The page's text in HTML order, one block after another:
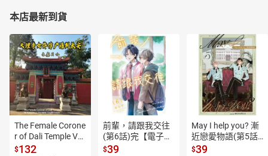
本店最新到貨
The Female Corone
r of Dali Temple Vo
l.6【有聲書】
$132
前輩，請跟我交往
(第6話)完【電子
書】
$39
May I help you? 漸
近戀愛物語(第5話)
【電子書】
$39